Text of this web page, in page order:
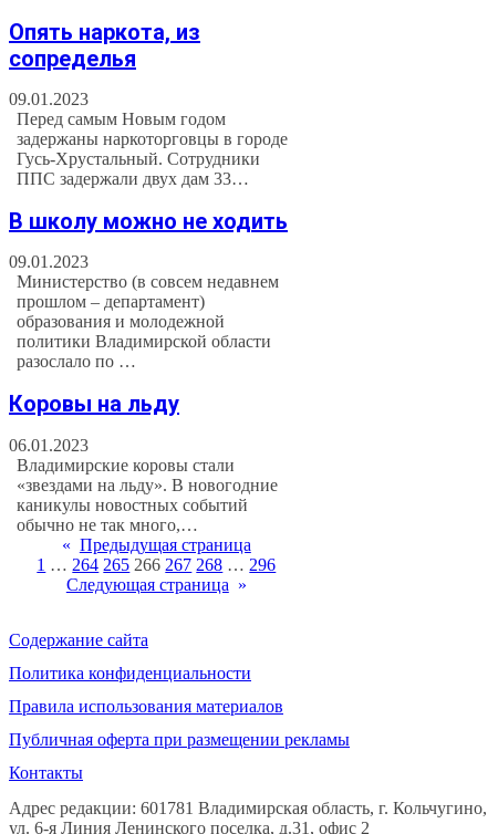
Опять наркота, из
сопределья
09.01.2023
Перед самым Новым годом
задержаны наркоторговцы в городе
Гусь-Хрустальный. Сотрудники
ППС задержали двух дам 33…
В школу можно не ходить
09.01.2023
Министерство (в совсем недавнем
прошлом – департамент)
образования и молодежной
политики Владимирской области
разослало по …
Коровы на льду
06.01.2023
Владимирские коровы стали
«звездами на льду». В новогодние
каникулы новостных событий
обычно не так много,…
« Предыдущая страница
1 … 264 265 266 267 268 … 296
Следующая страница »
Содержание сайта
Политика конфиденциальности
Правила использования материалов
Публичная оферта при размещении рекламы
Контакты
Адрес редакции: 601781 Владимирская область, г. Кольчугино,
ул. 6-я Линия Ленинского поселка, д.31, офис 2